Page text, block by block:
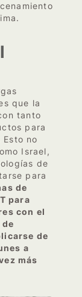
que la
tanto
para
no
Israel,
de
para
de
para
con el
de
a
más